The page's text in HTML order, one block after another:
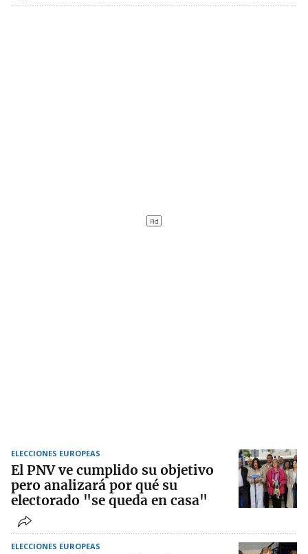
ELECCIONES EUROPEAS
El PNV ve cumplido su objetivo
pero analizará por qué su
electorado "se queda en casa"
ELECCIONES EUROPEAS